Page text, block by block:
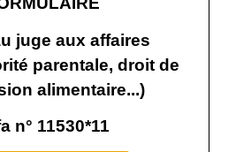
juge aux affaires
parentale, droit de
alimentaire...)
n° 11530*11